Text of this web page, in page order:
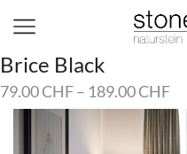
Brice Black
79.00CHF– 189.00CHF